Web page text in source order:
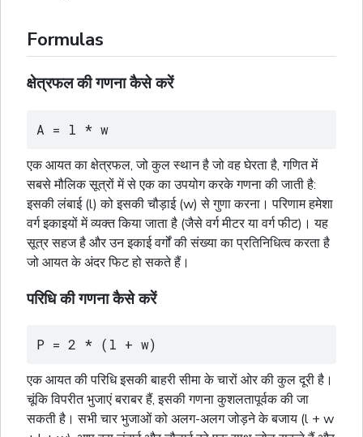
Formulas
क्षेत्रफल की गणना कैसे करें
A = l * w
एक आयत का क्षेत्रफल, जो कुल स्थान है जो वह घेरता है, गणित में
सबसे मौलिक सूत्रों में से एक का उपयोग करके गणना की जाती है:
इसकी लंबाई (l) को इसकी चौड़ाई (w) से गुणा करना। परिणाम हमेशा
वर्गइकाइयों में व्यक्त किया जाता है (जैसेवर्गमीटर यावर्गफीट)। यह
सूत्र सहज है और उन इकाईवर्गोंकी संख्या का प्रतिनिधित्व करता है
जो आयत के अंदर फिट हो सकते हैं।
परिधि की गणना कैसे करें
P = 2 * (l + w)
एक आयत की परिधि इसकी बाहरी सीमा के चारों ओर की कुल दूरी है।
चूंकि विपरीत भुजाएं बराबर हैं, इसकी गणना कुशलतापूर्वक की जा
सकती है। सभी चार भुजाओं को अलग-अलग जोड़ने के बजाय (l + w